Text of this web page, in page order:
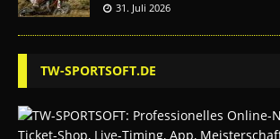
31. Juli 2026
TW-SPORTSOFT.DE